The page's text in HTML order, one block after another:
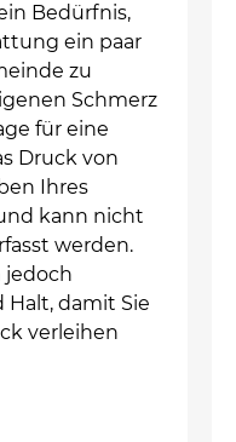
Bedürfnis,
ein paar
zu
Schmerz
für eine
Druck von
Ihres
kann nicht
werden.
jedoch
damit Sie
verleihen